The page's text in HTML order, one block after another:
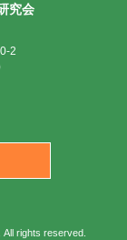
究会
2
. All rights reserved.